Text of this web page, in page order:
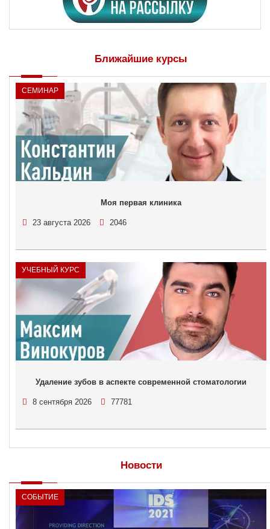
Ближайшие курсы
СЕМИНАР
Моя первая клиника
23 августа 2026 2046
УЧЕБНЫЙ КУРС
Удаление зубов в аспекте современной стоматологии
8 сентября 2026 77781
Новости
СОБЫТИЕ